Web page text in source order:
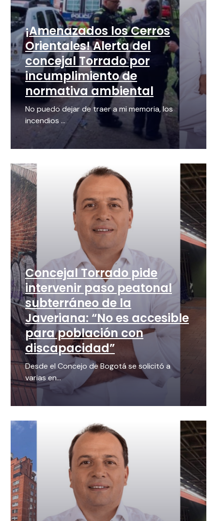
¡Amenazados los Cerros
Orientales! Alerta del
concejal Torrado por
incumplimiento de
normativa ambiental
No puedo dejar de traer a mi memoria, los
incendios ...
Concejal Torrado pide
intervenir paso peatonal
subterráneo de la
Javeriana: “No es accesible
para población con
discapacidad”
Desde el Concejo de Bogotá se solicitó a
varias en...